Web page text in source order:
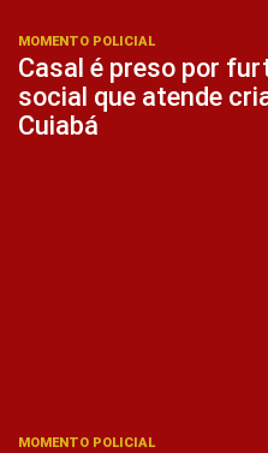
MOMENTO POLICIAL
Casal é preso por
social que atende
Cuiabá
MOMENTO POLICIAL